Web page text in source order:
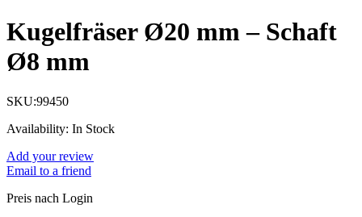
Kugelfräser Ø20 mm – Schaft
Ø8 mm
SKU:99450
Availability: In Stock
Add your review
Email to a friend
Preis nach Login